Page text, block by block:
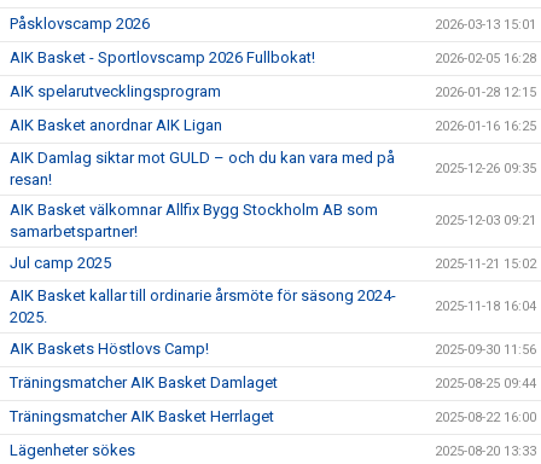
Påsklovscamp 2026 2026-03-13 15:01
AIK Basket - Sportlovscamp 2026 Fullbokat! 2026-02-05 16:28
AIK spelarutvecklingsprogram 2026-01-28 12:15
AIK Basket anordnar AIK Ligan 2026-01-16 16:25
AIK Damlag siktar mot GULD – och du kan vara med på
resan!
2025-12-26 09:35
AIK Basket välkomnar Allfix Bygg Stockholm AB som
samarbetspartner!
2025-12-03 09:21
Jul camp 2025 2025-11-21 15:02
AIK Basket kallar till ordinarie årsmöte för säsong 2024-
2025.
2025-11-18 16:04
AIK Baskets Höstlovs Camp! 2025-09-30 11:56
Träningsmatcher AIK Basket Damlaget 2025-08-25 09:44
Träningsmatcher AIK Basket Herrlaget 2025-08-22 16:00
Lägenheter sökes 2025-08-20 13:33